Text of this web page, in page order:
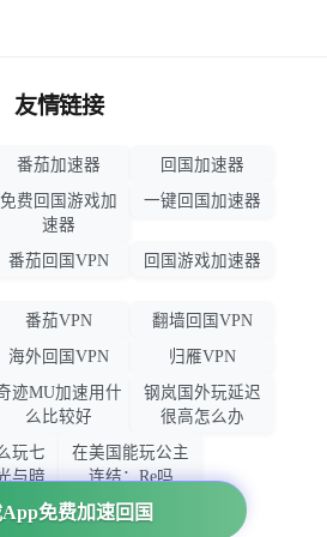
免费加速回国
友情链接
番茄加速器
回国加速器
免费回国游戏加
速器
一键回国加速器
番茄回国VPN 回国游戏加速器
番茄VPN
翻墙回国VPN
海外回国VPN
归雁VPN
迹MU加速用什
么比较好
钢岚国外玩延迟
很高怎么办
玩七
与暗
在美国能玩公主
连结：Re吗